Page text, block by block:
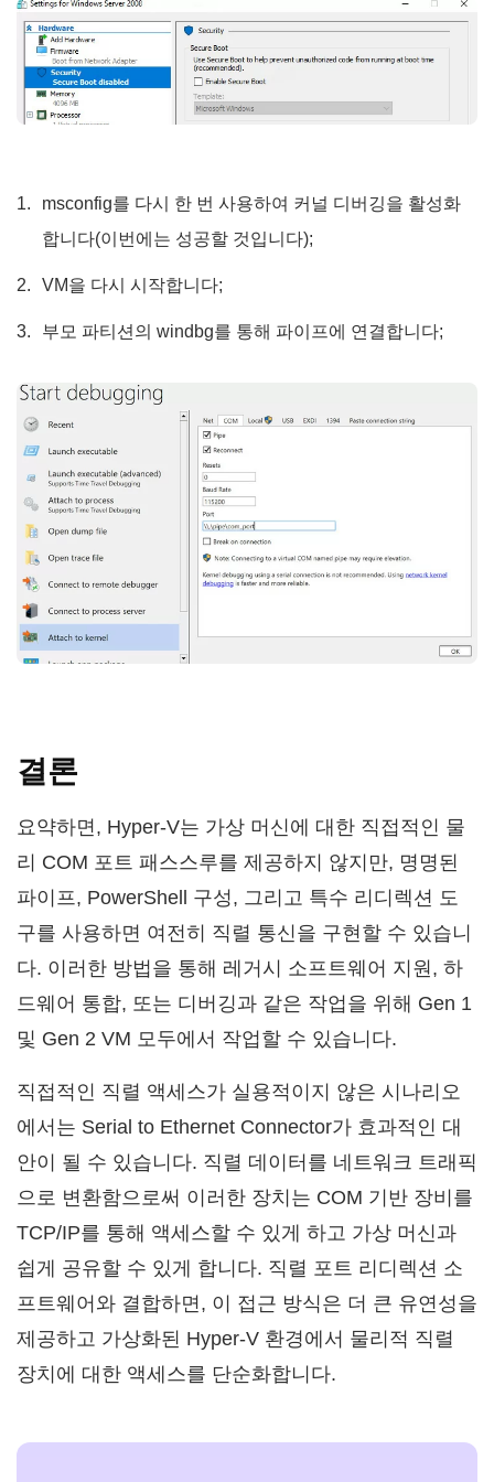
msconfig를 다시 한 번 사용하여 커널 디버깅을 활성화
합니다(이번에는 성공할 것입니다);
VM을 다시 시작합니다;
부모 파티션의 windbg를 통해 파이프에 연결합니다;
결론
요약하면, Hyper-V는 가상 머신에 대한 직접적인 물
리 COM 포트 패스스루를 제공하지 않지만, 명명된
파이프, PowerShell 구성, 그리고 특수 리디렉션 도
구를 사용하면 여전히 직렬 통신을 구현할 수 있습니
다. 이러한 방법을 통해 레거시 소프트웨어 지원, 하
드웨어 통합, 또는 디버깅과 같은 작업을 위해 Gen 1
및 Gen 2 VM 모두에서 작업할 수 있습니다.
직접적인 직렬 액세스가 실용적이지 않은 시나리오
에서는 Serial to Ethernet Connector가 효과적인 대
안이 될 수 있습니다. 직렬 데이터를 네트워크 트래픽
으로 변환함으로써 이러한 장치는 COM 기반 장비를
TCP/IP를 통해 액세스할 수 있게 하고 가상 머신과
쉽게 공유할 수 있게 합니다. 직렬 포트 리디렉션 소
프트웨어와 결합하면, 이 접근 방식은 더 큰 유연성을
제공하고 가상화된 Hyper-V 환경에서 물리적 직렬
장치에 대한 액세스를 단순화합니다.